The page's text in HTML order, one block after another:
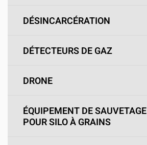
DÉSINCARCÉRATION
DÉTECTEURS DE GAZ
DRONE
ÉQUIPEMENT DE SAUVETAGE
POUR SILO À GRAINS